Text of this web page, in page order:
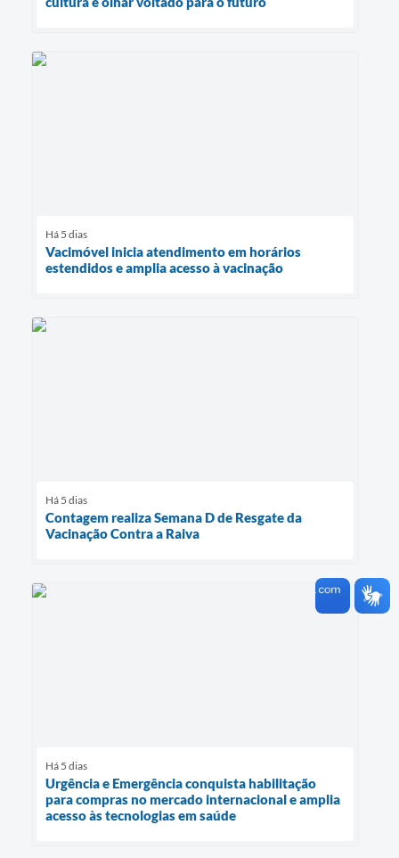
Há 5 dias
Vacimóvel inicia atendimento em horários
estendidos e amplia acesso à vacinação
Há 5 dias
Contagem realiza Semana D de Resgate da
Vacinação Contra a Raiva
Há 5 dias
Urgência e Emergência conquista habilitação
para compras no mercado internacional e amplia
acesso às tecnologias em saúde